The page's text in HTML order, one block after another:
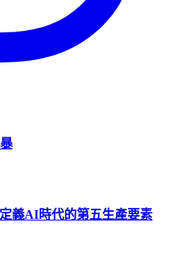
義AI時代的第五生產要素